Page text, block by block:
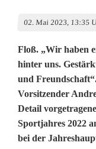
02. Mai 2023, 13:35
Floß. „Wir haben
hinter uns.
und
Vorsitzender
Detail
Sportjahres 2022
bei der